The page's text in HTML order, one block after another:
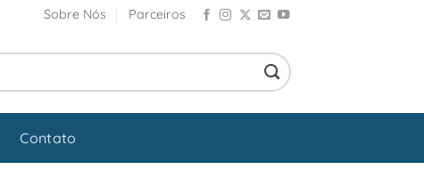
Sobre Nós Parceiros
Contato